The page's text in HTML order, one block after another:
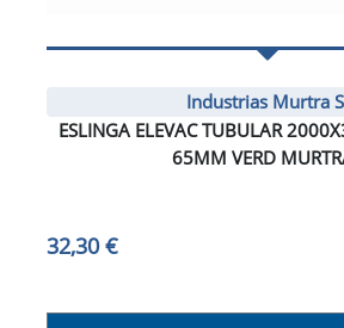
Industrias Murtra
ESLINGA ELEVAC TUBULAR
65MM VERD
32,30 €